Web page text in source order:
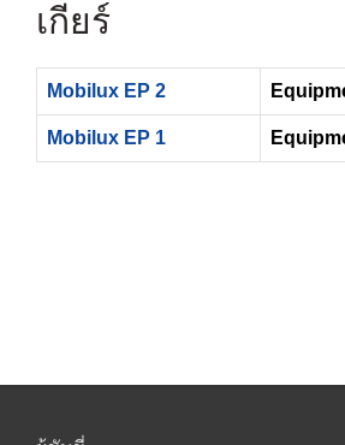
เกียร์
Mobilux EP 2
Mobilux EP 1